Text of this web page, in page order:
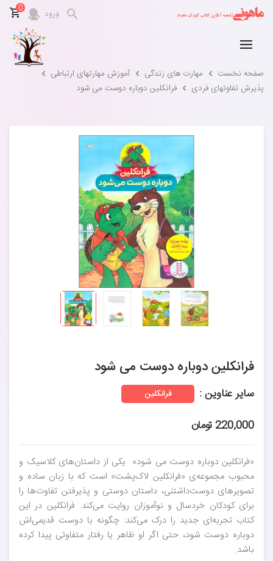
ورود 0
صفحه نخست مهارت های زندگی
آموزش مهارتهای ارتباطی
پذیرش تفاوتهای فردی
فرانکلین دوباره دوست می شود
فرانکلین دوباره دوست می شود
سایر عناوین : فرانکلین
220,000 تومان
«فرانکلین دوباره دوست می شود» یکی از داستان‌های کلاسیک و
محبوب مجموعه‌ی «فرانکلین لاک‌پشت» است که با زبان ساده و
تصویرهای دوست‌داشتنی، داستان دوستی و پذیرفتن تفاوت‌ها را
برای کودکان خردسال و نوآموزان روایت می‌کند. فرانکلین در این
کتاب تجربه‌ای جدید را درک می‌کند: چگونه با دوست قدیمی‌اش
دوباره دوست شود، حتی اگر او ظاهر یا رفتار متفاوتی پیدا کرده
باشد.